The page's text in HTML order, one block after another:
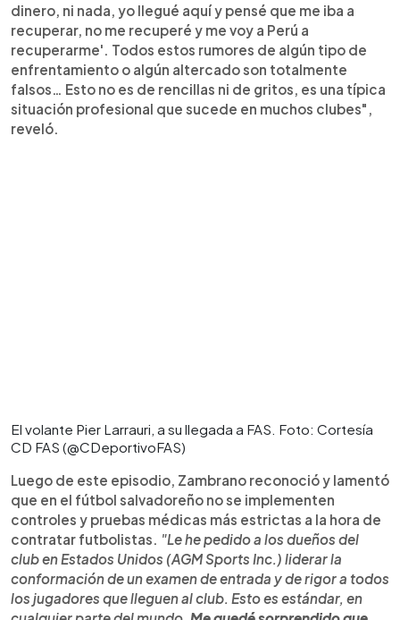
dinero, ni nada, yo llegué aquí y pensé que me iba a
recuperar, no me recuperé y me voy a Perú a
recuperarme'. Todos estos rumores de algún tipo de
enfrentamiento o algún altercado son totalmente
falsos… Esto no es de rencillas ni de gritos, es una típica
situación profesional que sucede en muchos clubes",
reveló.
El volante Pier Larrauri, a su llegada a FAS. Foto: Cortesía
CD FAS (@CDeportivoFAS)
Luego de este episodio, Zambrano reconoció y lamentó
que en el fútbol salvadoreño no se implementen
controles y pruebas médicas más estrictas a la hora de
contratar futbolistas. "Le he pedido a los dueños del
club en Estados Unidos (AGM Sports Inc.) liderar la
conformación de un examen de entrada y de rigor a todos
los jugadores que lleguen al club. Esto es estándar, en